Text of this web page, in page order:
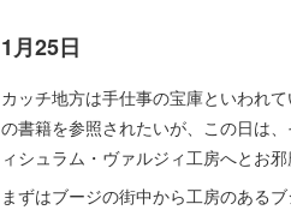
1月25日
カッチ地方は手仕事の宝庫といわれて
の書籍を参照されたいが、この日は
ィシュラム・ヴァルジィ工房へとお邪
まずはブージの街中から工房のある